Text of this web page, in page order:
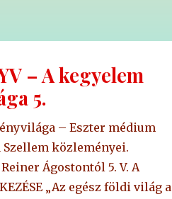
– A kegyelem
5.
– Eszter médium
Szellem közleményei.
Ágostontól 5. V. A
„Az egész földi világ a